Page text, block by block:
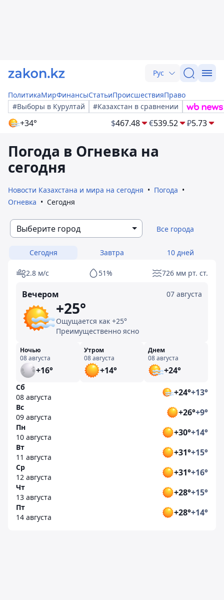
Рус
ПолитикаМирФинансыСтатьиПроисшествияПраво
#Выборы в Курултай
#Казахстан в сравнении
+34° $467.48 €539.52 ₽5.73
Погода в Огневка на
сегодня
Новости Казахстана и мира на сегодня
Погода
Огневка
Сегодня
Выберите город Все города
Сегодня Завтра 10 дней
2.8 м/с 51% 726 мм рт. ст.
Вечером 07 августа
+25°
Ощущается как +25°
Преимущественно ясно
Ночью
08 августа
+16°
Утром
08 августа
+14°
Днем
08 августа
+24°
Сб
08 августа
+24°+13°
Вс
09 августа
+26°+9°
Пн
10 августа
+30°+14°
Вт
11 августа
+31°+15°
Ср
12 августа
+31°+16°
Чт
13 августа
+28°+15°
Пт
14 августа
+28°+14°